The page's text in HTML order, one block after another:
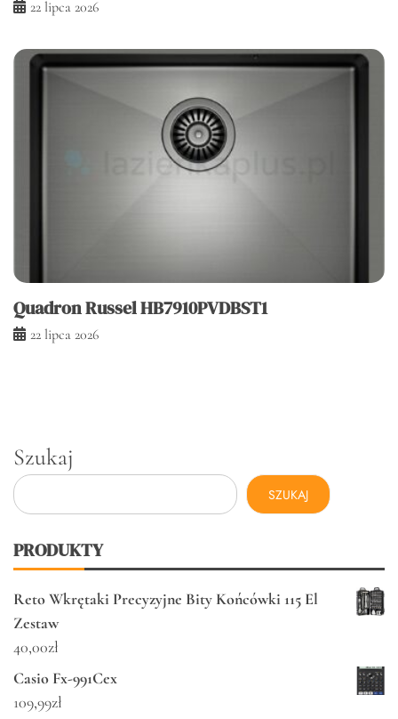
22 lipca 2026
Quadron Russel HB7910PVDBST1
22 lipca 2026
Szukaj
SZUKAJ
PRODUKTY
Reto Wkrętaki Precyzyjne Bity Końcówki 115 El
Zestaw
40,00zł
Casio Fx-991Cex
109,99zł